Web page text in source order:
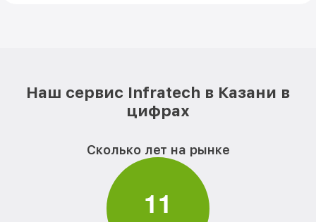
Наш сервис Infratech в Казани в
цифрах
Сколько лет на рынке
11